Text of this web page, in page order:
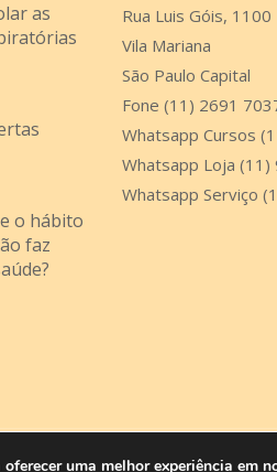
as
o hábito
faz
Rua Luis Góis, 1100
Vila Mariana
São Paulo Capital
Fone (11) 2691
Whatsapp Cursos
Whatsapp Loja
Whatsapp Serviço
byindigitaluma melhor experiência em